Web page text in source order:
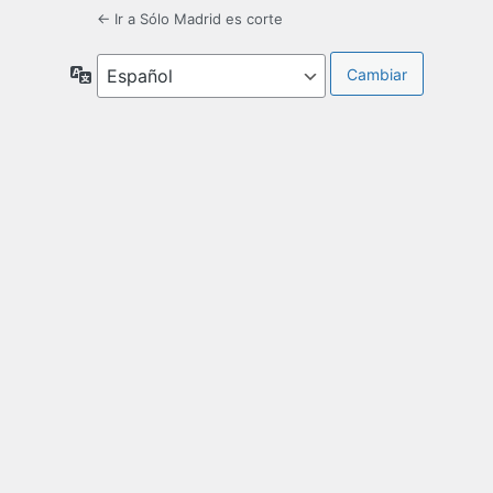
← Ir a Sólo Madrid es corte
Idioma